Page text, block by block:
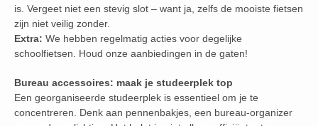
is. Vergeet niet een stevig slot – want ja, zelfs de mooiste fietsen
zijn niet veilig zonder.
Extra: We hebben regelmatig acties voor degelijke
schoolfietsen. Houd onze aanbiedingen in de gaten!
Bureau accessoires: maak je studeerplek top
Een georganiseerde studeerplek is essentieel om je te
concentreren. Denk aan pennenbakjes, een bureau-organizer